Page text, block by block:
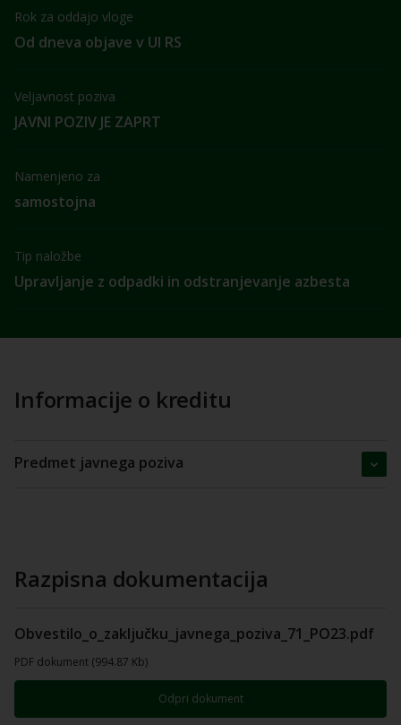
Rok za oddajo vloge
Od dneva objave v Ul RS
Veljavnost poziva
JAVNI POZIV JE ZAPRT
Namenjeno za
samostojna
Tip naložbe
Upravljanje z odpadki in odstranjevanje azbesta
Informacije o kreditu
Predmet javnega poziva
Razpisna dokumentacija
Obvestilo_o_zaključku_javnega_poziva_71_PO23.pdf
PDF dokument (994.87 Kb)
Odpri dokument